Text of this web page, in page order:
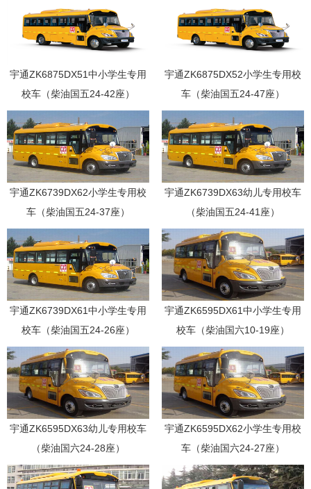
宇通ZK6875DX51中小学生专用
校车（柴油国五24-42座）
宇通ZK6875DX52小学生专用校
车（柴油国五24-47座）
宇通ZK6739DX62小学生专用校
车（柴油国五24-37座）
宇通ZK6739DX63幼儿专用校车
（柴油国五24-41座）
宇通ZK6739DX61中小学生专用
校车（柴油国五24-26座）
宇通ZK6595DX61中小学生专用
校车（柴油国六10-19座）
宇通ZK6595DX63幼儿专用校车
（柴油国六24-28座）
宇通ZK6595DX62小学生专用校
车（柴油国六24-27座）